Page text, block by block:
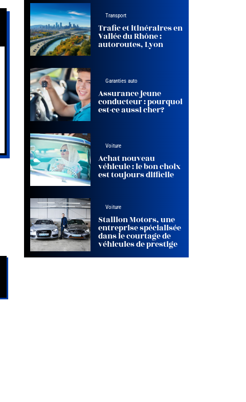
Transport
Trafic et itinéraires en
Vallée du Rhône :
autoroutes, Lyon
Garanties auto
Assurance jeune
conducteur : pourquoi
est-ce aussi cher?
Voiture
Achat nouveau
véhicule : le bon choix
est toujours difficile
Voiture
Stallion Motors, une
entreprise spécialisée
dans le courtage de
véhicules de prestige